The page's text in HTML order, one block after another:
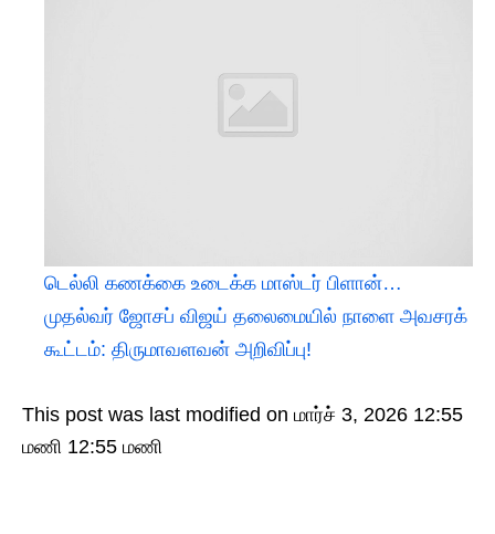
டெல்லி கணக்கை உடைக்க மாஸ்டர் பிளான்…
முதல்வர் ஜோசப் விஜய் தலைமையில் நாளை அவசரக்
கூட்டம்: திருமாவளவன் அறிவிப்பு!
This post was last modified on மார்ச் 3, 2026 12:55
மணி 12:55 மணி